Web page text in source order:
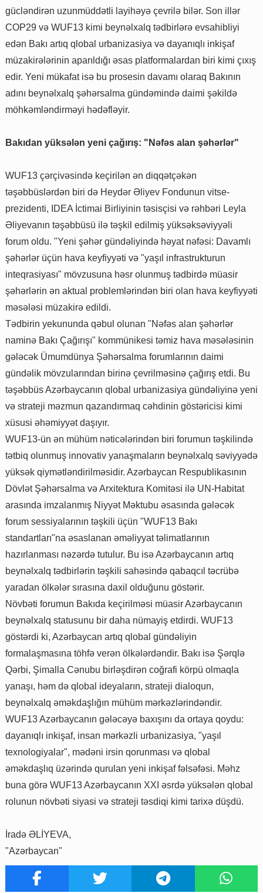
gücləndirən uzunmüddətli layihəyə çevrilə bilər. Son illər
COP29 və WUF13 kimi beynəlxalq tədbirlərə evsahibliyi
edən Bakı artıq qlobal urbanizasiya və dayanıqlı inkişaf
müzakirələrinin aparıldığı əsas platformalardan biri kimi çıxış
edir. Yeni mükafat isə bu prosesin davamı olaraq Bakının
adını beynəlxalq şəhərsalma gündəmində daimi şəkildə
möhkəmləndirməyi hədəfləyir.
Bakıdan yüksələn yeni çağırış: "Nəfəs alan şəhərlər"
WUF13 çərçivəsində keçirilən ən diqqətçəkən
təşəbbüslərdən biri də Heydər Əliyev Fondunun vitse-
prezidenti, IDEA İctimai Birliyinin təsisçisi və rəhbəri Leyla
Əliyevanın təşəbbüsü ilə təşkil edilmiş yüksəksəviyyəli
forum oldu. "Yeni şəhər gündəliyində həyat nəfəsi: Davamlı
şəhərlər üçün hava keyfiyyəti və "yaşıl infrastrukturun
inteqrasiyası" mövzusuna həsr olunmuş tədbirdə müasir
şəhərlərin ən aktual problemlərindən biri olan hava keyfiyyəti
məsələsi müzakirə edildi.
Tədbirin yekununda qəbul olunan "Nəfəs alan şəhərlər
naminə Bakı Çağırışı" kommünikesi təmiz hava məsələsinin
gələcək Ümumdünya Şəhərsalma forumlarının daimi
gündəlik mövzularından birinə çevrilməsinə çağırış etdi. Bu
təşəbbüs Azərbaycanın qlobal urbanizasiya gündəliyinə yeni
və strateji məzmun qazandırmaq cəhdinin göstəricisi kimi
xüsusi əhəmiyyət daşıyır.
WUF13-ün ən mühüm nəticələrindən biri forumun təşkilində
tətbiq olunmuş innovativ yanaşmaların beynəlxalq səviyyədə
yüksək qiymətləndirilməsidir. Azərbaycan Respublikasının
Dövlət Şəhərsalma və Arxitektura Komitəsi ilə UN-Habitat
arasında imzalanmış Niyyət Məktubu əsasında gələcək
forum sessiyalarının təşkili üçün "WUF13 Bakı
standartları"na əsaslanan əməliyyat təlimatlarının
hazırlanması nəzərdə tutulur. Bu isə Azərbaycanın artıq
beynəlxalq tədbirlərin təşkili sahəsində qabaqcıl təcrübə
yaradan ölkələr sırasına daxil olduğunu göstərir.
Növbəti forumun Bakıda keçirilməsi müasir Azərbaycanın
beynəlxalq statusunu bir daha nümayiş etdirdi. WUF13
göstərdi ki, Azərbaycan artıq qlobal gündəliyin
formalaşmasına töhfə verən ölkələrdəndir. Bakı isə Şərqlə
Qərbi, Şimalla Cənubu birləşdirən coğrafi körpü olmaqla
yanaşı, həm də qlobal ideyaların, strateji dialoqun,
beynəlxalq əməkdaşlığın mühüm mərkəzlərindəndir.
WUF13 Azərbaycanın gələcəyə baxışını da ortaya qoydu:
dayanıqlı inkişaf, insan mərkəzli urbanizasiya, "yaşıl
texnologiyalar", mədəni irsin qorunması və qlobal
əməkdaşlıq üzərində qurulan yeni inkişaf fəlsəfəsi. Məhz
buna görə WUF13 Azərbaycanın XXI əsrdə yüksələn qlobal
rolunun növbəti siyasi və strateji təsdiqi kimi tarixə düşdü.
İradə ƏLİYEVA,
"Azərbaycan"